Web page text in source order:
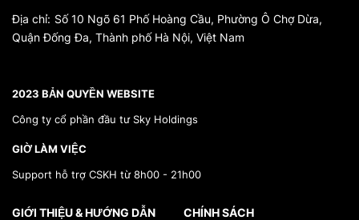
Địa chỉ: Số 10 Ngõ 61 Phố Hoàng Cầu, Phường Ô Chợ Dừa,
Quận Đống Đa, Thành phố Hà Nội, Việt Nam
2023 BẢN QUYỀN WEBSITE
Công ty cổ phần đầu tư Sky Holdings
GIỜ LÀM VIỆC
Support hỗ trợ CSKH từ 8h00 - 21h00
GIỚI THIỆU & HƯỚNG DẪN CHÍNH SÁCH